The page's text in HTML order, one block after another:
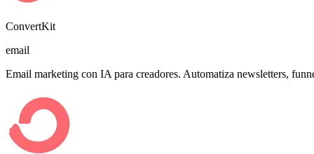
ConvertKit
email
Email marketing con IA para creadores. Automatiza newsletters,